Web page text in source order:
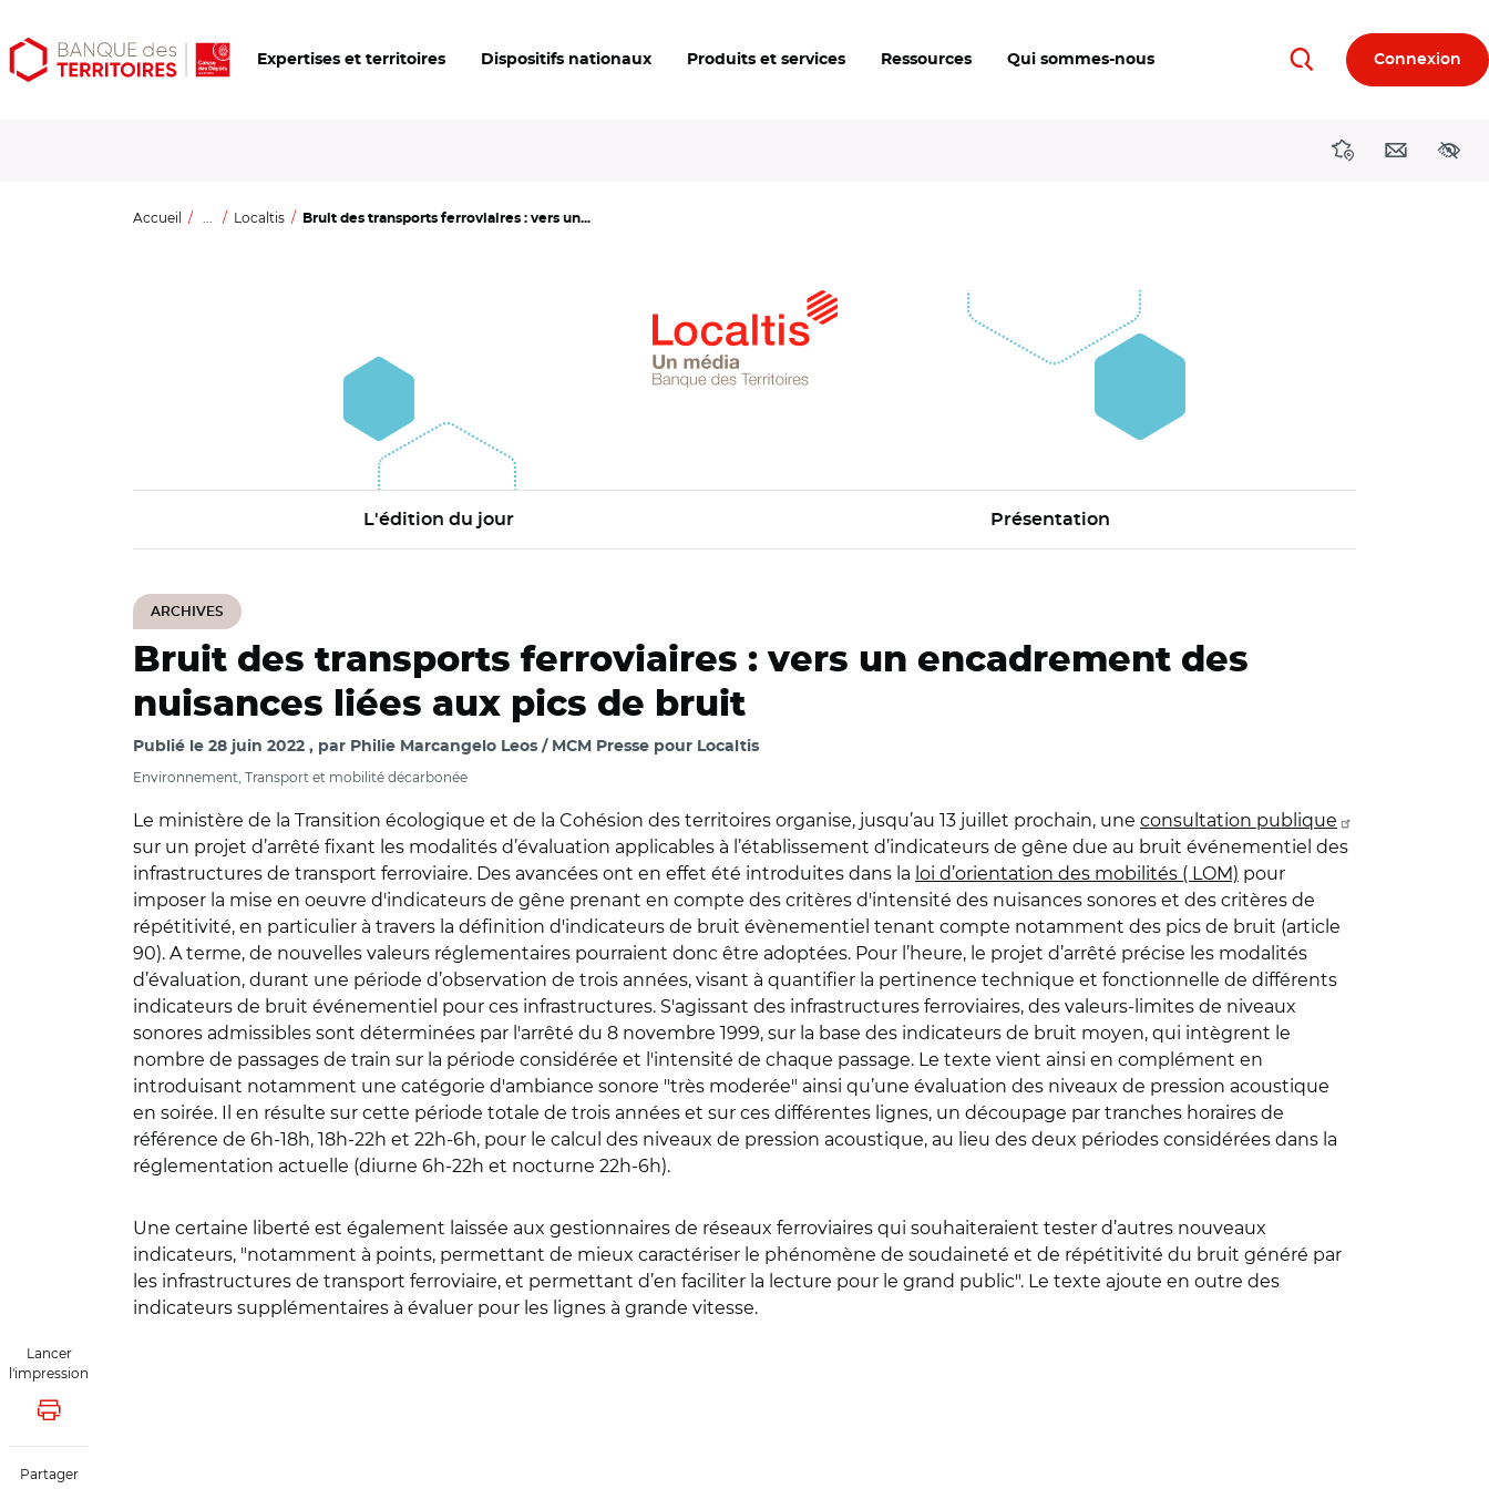
Aller
au
Aller
au
Ouvrir
les
Expertises et territoires Dispositifs nationaux Produits et services Ressources Qui sommes-nous RechercherConnexion
DirectionsContact
Accueil ... Localtis Bruit des transports ferroviaires : vers un...
L'édition du jour Présentation
ARCHIVES
Lancer
l'impression
Lancer l'impression
Partager
Bruit des transports ferroviaires : vers un encadrement des
nuisances liées aux pics de bruit
Publié le 28 juin 2022 par Philie Marcangelo Leos / MCM Presse pour Localtis
Environnement, Transport et mobilité décarbonée
Le ministère de la Transition écologique et de la Cohésion des territoires organise, jusqu’au 13 juillet prochain, une consultation publique
sur un projet d’arrêté fixant les modalités d’évaluation applicables à l’établissement d’indicateurs de gêne due au bruit événementiel des
infrastructures de transport ferroviaire. Des avancées ont en effet été introduites dans la loi d’orientation des mobilités ( LOM) pour
imposer la mise en oeuvre d'indicateurs de gêne prenant en compte des critères d'intensité des nuisances sonores et des critères de
répétitivité, en particulier à travers la définition d'indicateurs de bruit évènementiel tenant compte notamment des pics de bruit (article
90). A terme, de nouvelles valeurs réglementaires pourraient donc être adoptées. Pour l’heure, le projet d’arrêté précise les modalités
d’évaluation, durant une période d’observation de trois années, visant à quantifier la pertinence technique et fonctionnelle de différents
indicateurs de bruit événementiel pour ces infrastructures. S'agissant des infrastructures ferroviaires, des valeurs-limites de niveaux
sonores admissibles sont déterminées par l'arrêté du 8 novembre 1999, sur la base des indicateurs de bruit moyen, qui intègrent le
nombre de passages de train sur la période considérée et l'intensité de chaque passage. Le texte vient ainsi en complément en
introduisant notamment une catégorie d'ambiance sonore "très moderée" ainsi qu’une évaluation des niveaux de pression acoustique
en soirée. Il en résulte sur cette période totale de trois années et sur ces différentes lignes, un découpage par tranches horaires de
référence de 6h-18h, 18h-22h et 22h-6h, pour le calcul des niveaux de pression acoustique, au lieu des deux périodes considérées dans la
réglementation actuelle (diurne 6h-22h et nocturne 22h-6h).
Une certaine liberté est également laissée aux gestionnaires de réseaux ferroviaires qui souhaiteraient tester d’autres nouveaux
indicateurs, "notamment à points, permettant de mieux caractériser le phénomène de soudaineté et de répétitivité du bruit généré par
les infrastructures de transport ferroviaire, et permettant d’en faciliter la lecture pour le grand public". Le texte ajoute en outre des
indicateurs supplémentaires à évaluer pour les lignes à grande vitesse.